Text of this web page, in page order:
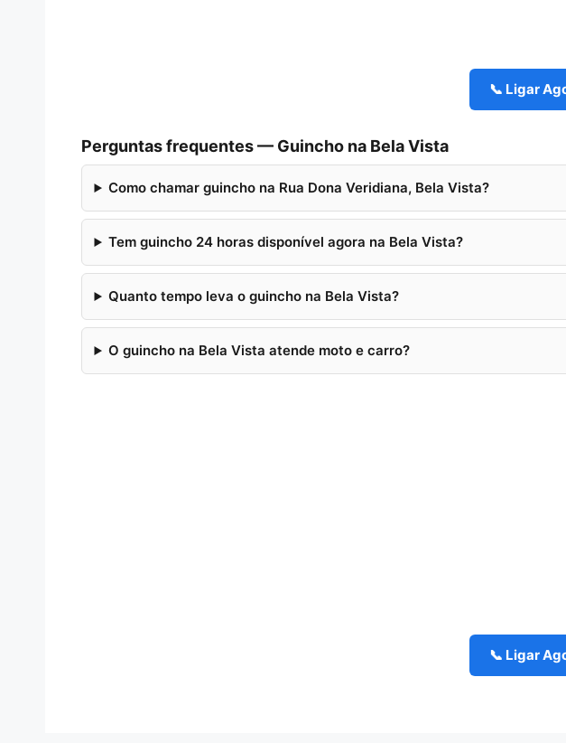
📞 Ligar
Perguntas frequentes — Guincho na Bela Vista
Como chamar guincho na Rua Dona Veridiana, Bela Vista?
Tem guincho 24 horas disponível agora na Bela Vista?
Quanto tempo leva o guincho na Bela Vista?
O guincho na Bela Vista atende moto e carro?
📞 Ligar